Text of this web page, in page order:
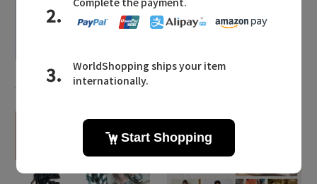
2026.07.28
主役級ニットが揃う「シ
UPがスタート
2026.07.24
ンクラシック